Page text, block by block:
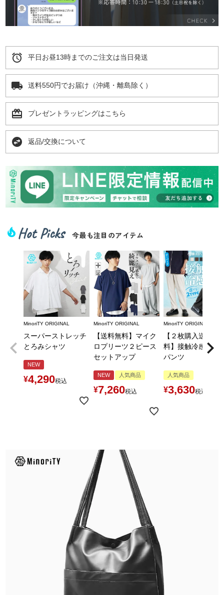
alarm 平日お昼13時までのご注文は当日発送
local_shipping 送料550円でお届け（沖縄・離島除く）
card_giftcard プレゼントラッピングはこちら
swap_horizontal_circle 返品/交換について
local_fire_department Hot Picks 今最も注目のアイテム
MinoriTY ORIGINAL
スーパーストレッチ
とろみシャツ
NEW
¥4,290税込
MinoriTY ORIGINAL
【送料無料】マイク
ロプリーツ２ピース
セットアップ
NEW 人気商品
¥7,260税込
MinoriTY ORIGINAL
【２枚購入送料無
料】接触冷感とろ
パンツ
人気商品
¥3,630税込